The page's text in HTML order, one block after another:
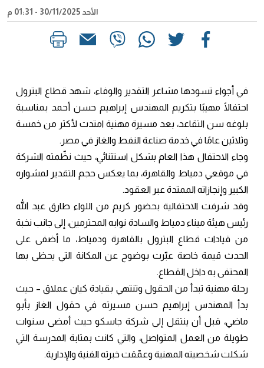
الأحد 30/11/2025 - 01:31 م
في أجواء تسودها مشاعر التقدير والوفاء، شهد قطاع البترول
احتفالًا مهيبًا بتكريم المهندس إبراهيم حسن أحمد بمناسبة
بلوغه سن التقاعد، بعد مسيرة مهنية امتدت لأكثر من خمسة
وثلاثين عامًا في خدمة صناعة النفط والغاز في مصر.
وجاء الاحتفال هذا العام بشكل استثنائي، حيث نظّمته الشركة
في موقعي دمياط والقاهرة، بما يعكس حجم التقدير لمشواره
الكبير وإنجازاته الممتدة عبر العقود.
وقد شرفت الاحتفالية بحضور كريم من اللواء طارق عبد الله
رئيس هيئة ميناء دمياط والسادة نوابه المحترمين، إلى جانب نخبة
من قيادات قطاع البترول بالقاهرة ودمياط، ما أضفى على
الحدث قيمة خاصة عبّرت بوضوح عن المكانة التي يحظى بها
المحتفى به داخل القطاع.
رحلة مهنية تبدأ من الحقول وتنتهي بقيادة كيان عملاق – حيث
بدأ المهندس إبراهيم حسن مسيرته في حقول الغاز بأبو
ماضي، قبل أن ينتقل إلى شركة جاسكو حيث أمضى سنوات
طويلة من العمل المتواصل، والتي كانت بمثابة المدرسة التي
شكلت شخصيته المهنية وعمّقت خبرته الفنية والإدارية.